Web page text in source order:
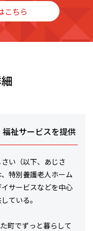
こちら
祉サービスを提供
い（以下、あじさ
特別養護老人ホーム
イサービスなどを中心
ている。
町でずっと暮らして